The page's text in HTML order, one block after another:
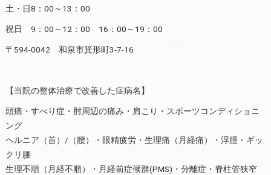
土・日8：00～13：00
祝日 9：00～12：00 16：00～19：00
〒594-0042 和泉市箕形町3-7-16
【当院の整体治療で改善した症病名】
頭痛・すべり症・肘周辺の痛み・肩こり・スポーツコンディショニ
ング
ヘルニア（首）/（腰）・眼精疲労・生理痛（月経痛）・浮腫・ギッ
クリ腰
生理不順（月経不順）・月経前症候群(PMS)・分離症・脊柱管狭窄